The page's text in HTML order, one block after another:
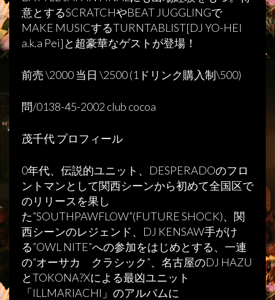
意とするSCRATCHやBEAT JUGGLINGで
MAKE MUSICするTURNTABLIST[DJ YO-HEI
a.k.a Pei]と超豪華なゲストが登場！
前売 \2000 当日 \2500 (1ドリンク購入制\500)
問/0138-45-2002 club cocoa
茂千代 プロフィール
0年代、伝説的ユニット、DESPERADOのフロ
ントマンとして関西シーンから初めて全国区で
のリリースを果し
た”SOUTHPAWFLOW”(FUTURE SHOCK)、関
西シーンのレジェンド、DJ KENSAW手がけ
る”OWL NITE”への参加をはじめとする、一連
の”オーサカ クラシック”、名古屋のDJ HAZU
とTOKONA?Xによる最凶ユニット
「ILLMARIACHI」のアルバムに